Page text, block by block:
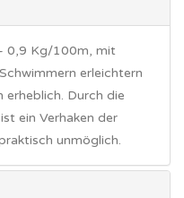
0,9 Kg/100m, mit
erleichtern
erheblich. Durch die
ein Verhaken der
unmöglich.